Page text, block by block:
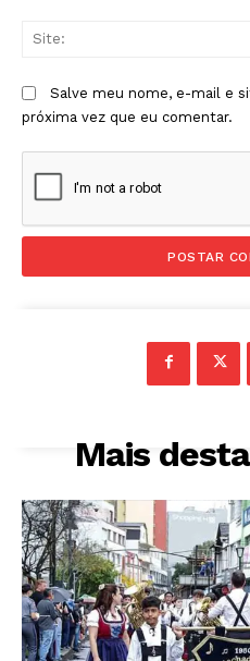
Salve meu nome, e-mail e
próxima vez que eu comentar.
Mais